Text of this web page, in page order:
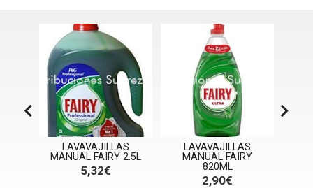
LAVAVAJILLAS
MANUAL FAIRY 2.5L
5,32€
LAVAVAJILLAS
MANUAL FAIRY
820ML
2,90€